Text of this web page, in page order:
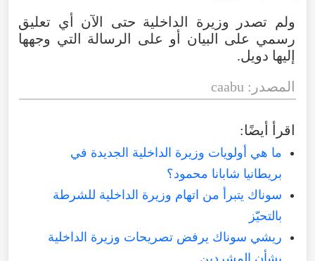
ولم تصدر وزيرة الداخلية حتى الآن أي تعليق
رسمي على البيان أو على الرسالة التي وجهها
إليها دويل.
المصدر: caabu
اقرأ أيضًا:
ما هي أولويات وزيرة الداخلية الجديدة في
بريطانيا شابانا محمود؟
سوناك يتبرأ من اتهام وزيرة الداخلية للشرطة
بالتحيّز
ريشي سوناك يرفض تصريحات وزيرة الداخلية
بشأن المشردين